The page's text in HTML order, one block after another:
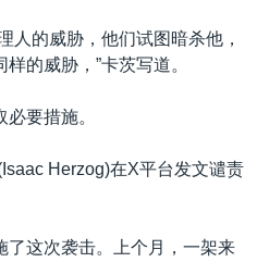
人的威胁，他们试图暗杀他，
的威胁，”卡茨写道。
要措施。
Herzog)在X平台发文谴责
了这次袭击。上个月，一架来